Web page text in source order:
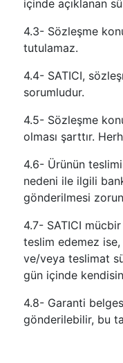
içinde açıklanan
4.3- Sözleşme
tutulamaz.
4.4- SATICI,
sorumludur.
4.5- Sözleşme
olması şarttır.
4.6- Ürünün
nedeni ile ilgili
gönderilmesi
4.7- SATICI
teslim edemez
ve/veya teslimat
gün içinde
4.8- Garanti
gönderilebilir, bu